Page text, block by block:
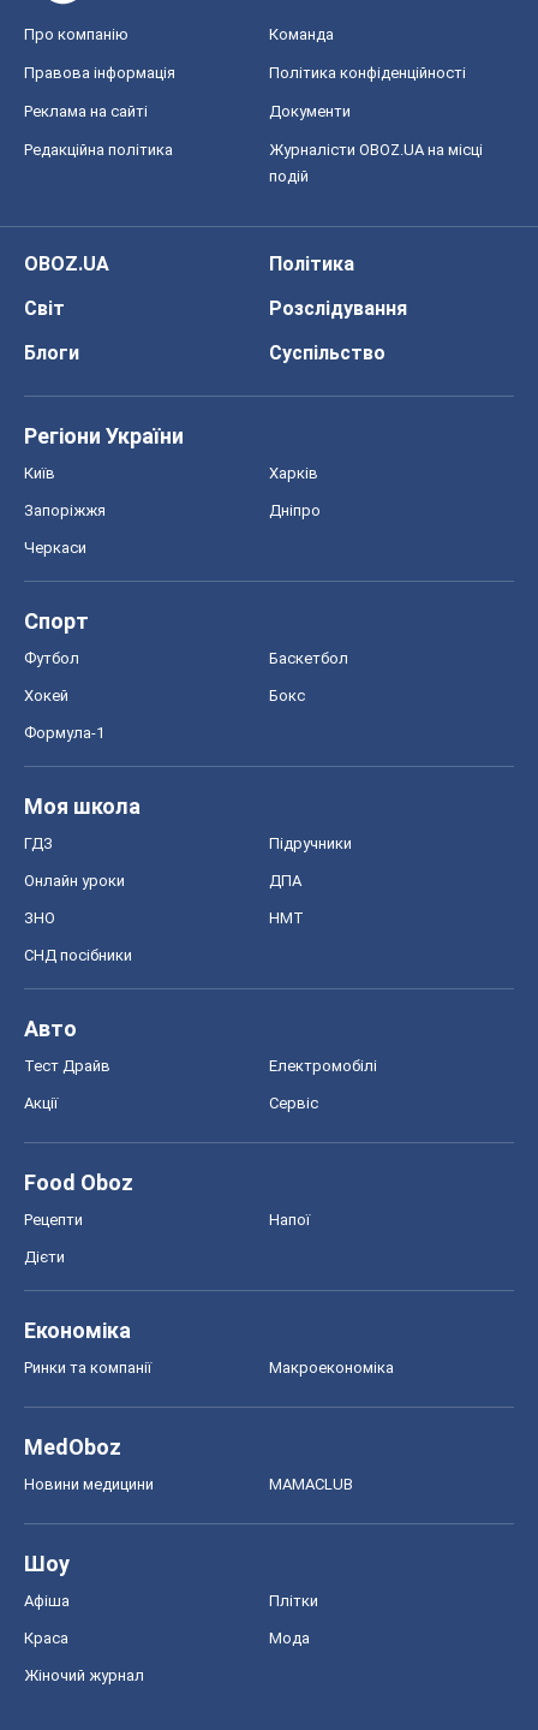
Про компанію Команда
Правова інформація Політика конфіденційності
Реклама на сайті Документи
Редакційна політика
Журналісти OBOZ.UA на місці
подій
OBOZ.UA
Політика
Світ
Розслідування
Блоги
Суспільство
Регіони України
Київ Харків
Запоріжжя Дніпро
Черкаси
Спорт
Футбол Баскетбол
Хокей Бокс
Формула-1
Моя школа
ГДЗ Підручники
Онлайн уроки ДПА
ЗНО НМТ
СНД посібники
Авто
Тест Драйв Електромобілі
Акції Сервіс
Food Oboz
Рецепти Напої
Дієти
Економіка
Ринки та компанії Макроекономіка
MedOboz
Новини медицини MAMACLUB
Шоу
Афіша Плітки
Краса Мода
Жіночий журнал